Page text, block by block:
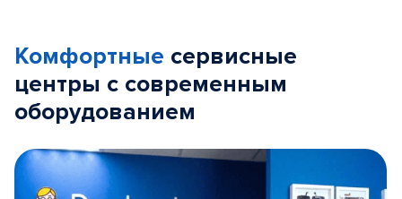
Комфортные сервисные
центры с современным
оборудованием